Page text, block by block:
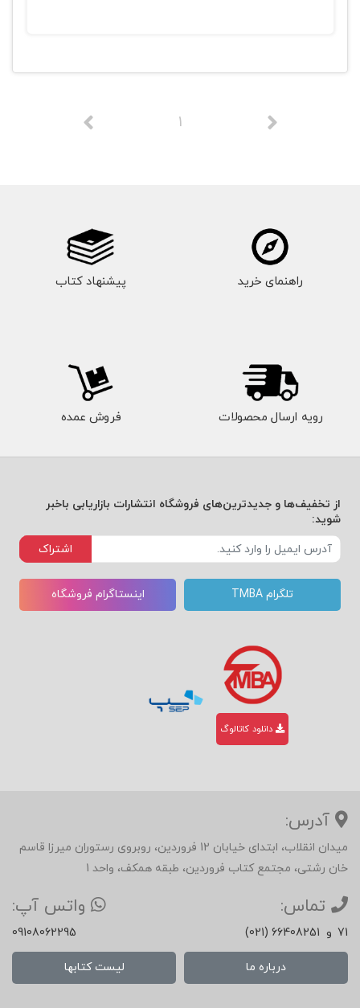
1
راهنمای خرید پیشنهاد کتاب
رویه ارسال محصولات فروش عمده
از تخفیف‌ها و جدیدترین‌های فروشگاه انتشارات بازاریابی باخبر
شوید:
اشتراک
تلگرام TMBA اینستاگرام فروشگاه
دانلود کاتالوگ
آدرس:
میدان انقلاب، ابتدای خیابان 12 فروردین، روبروی رستوران میرزا قاسم
خان رشتی، مجتمع کتاب فروردین، طبقه همکف، واحد 1
تماس:
(021) 66408251 و 71
واتس آپ:
09108062295
درباره ما لیست کتابها